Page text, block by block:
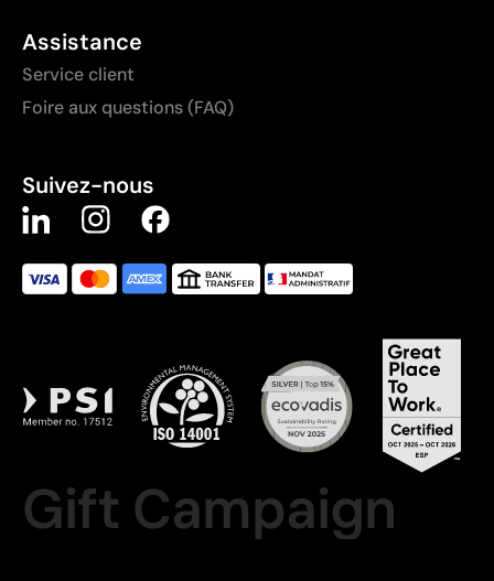
Assistance
Service client
Foire aux questions (FAQ)
Suivez-nous
Gift Campaign